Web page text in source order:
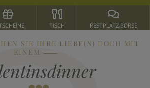
TISCH RESTPLATZ BÖRSE
SIE IHRE LIEBE(N) DOCH MIT
EINEM